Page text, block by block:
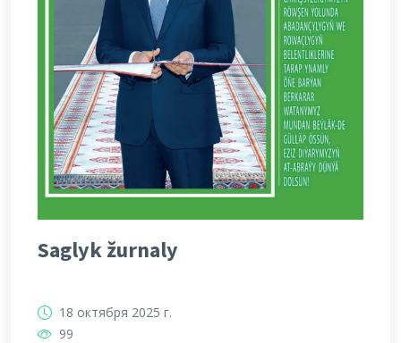
Saglyk žurnaly
18 октября 2025 г.
99